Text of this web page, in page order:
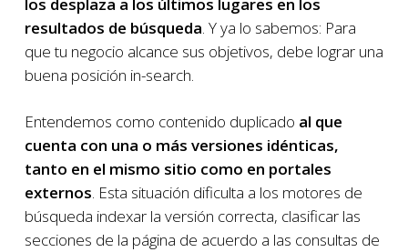
resultados de búsqueda . Y ya lo sabemos: Para
que tu negocio alcance sus objetivos, debe lograr una
buena posición in-search.
Entendemos como contenido duplicado al que
cuenta con una o más versiones idénticas,
tanto en el mismo sitio como en portales
externos. Esta situación dificulta a los motores de
búsqueda indexar la versión correcta, clasificar las
secciones de la página de acuerdo a las consultas de